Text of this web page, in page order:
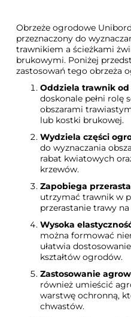
Obrzeże ogrodowe
przeznaczony do
trawnikiem a ścieżkami
brukowymi. Poniżej
zastosowań tego obrzeża
Oddziela trawnik od
doskonale pełni rolę
obszarami
lub kostki brukowej.
Wydziela części
do wyznaczania
rabat kwiatowych
krzewów.
Zapobiega
utrzymać trawnik w
przerastanie trawy
Wysoka
można formować
ułatwia
kształtów ogrodów.
Zastosowanie
również umieścić
warstwę ochronną,
chwastów.